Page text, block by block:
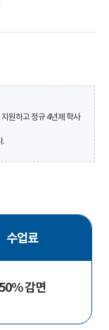
원하고 정규 4년제 학사
.
수업료
50% 감면